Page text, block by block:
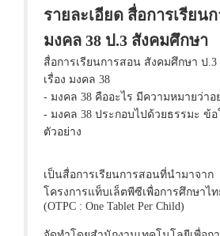
รายละเอียด สื่อการเรียน
มงคล 38 ป.3 สังคมศึกษา
สื่อการเรียนการสอน สังคมศึกษา ป
เรื่อง มงคล 38
- มงคล 38 คืออะไร มีความหมายว่าอ
- มงคล 38 ประกอบไปด้วยธรรมะ ข้อ
ตัวอย่าง
เป็นสื่อการเรียนการสอนที่นำมาจาก
โครงการแท็บเล็ตพีซีเพื่อการศึกษาไท
(OTPC : One Tablet Per Child)